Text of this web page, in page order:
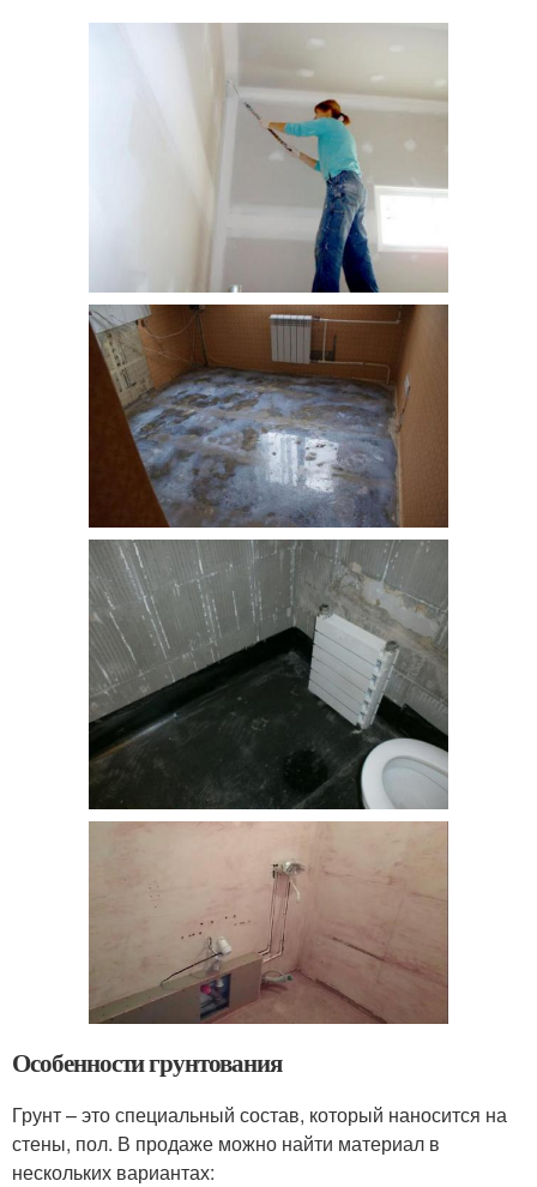
Особенности грунтования
Грунт – это специальный состав, который наносится на
стены, пол. В продаже можно найти материал в
нескольких вариантах: